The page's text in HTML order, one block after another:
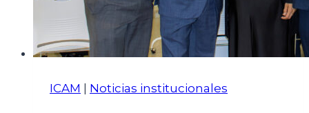
ICAM Noticias institucionales